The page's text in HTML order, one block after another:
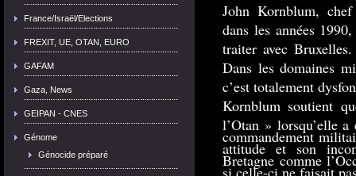
France/Israël/Elections
FREXIT, UE, OTAN, EURO
GAFAM
Gaza, News
GEIPAN - CNES
Génome
Génocide préparé
John Kornblum,
dans les années
traiter avec
Dans les domaines
c’est totalement
Kornblum soutient
l’Otan » lorsqu’elle a
commandement
attitude et son
Bretagne comme
si celle-ci ne faisait